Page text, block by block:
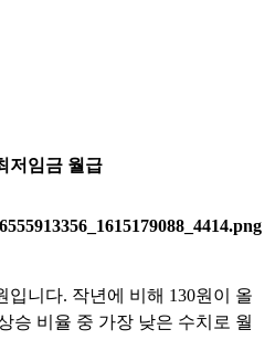
저임금 월급
입니다. 작년에 비해 130원이 올
승 비율 중 가장 낮은 수치로 월